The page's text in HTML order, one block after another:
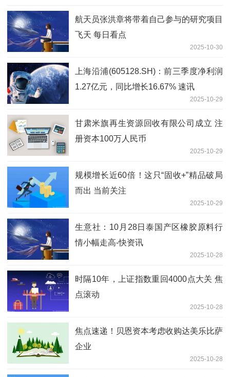
航天员张洪章将带着自己参与的研究项目
飞天 每日看点
2025-10-30
上海沿浦(605128.SH)：前三季度净利润
1.27亿元，同比增长16.67% 速讯
2025-10-29
甘肃米旗再生资源回收有限公司成立 注
册资本100万人民币
2025-10-29
规模增长近60倍！这只“固收+”精品破局
而出 当前关注
2025-10-29
生意社：10月28日泰国产区橡胶原料行
情小幅走高-快资讯
2025-10-28
时隔10年，上证指数重回4000点大关 焦
点滚动
2025-10-28
焦点速递！贝恩资本考虑收购达美乐比萨
企业
2025-10-28